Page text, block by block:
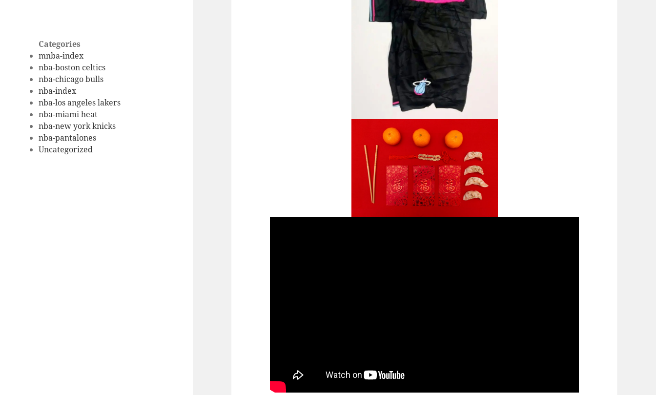
Categories
mnba-index
nba-boston celtics
nba-chicago bulls
nba-index
nba-los angeles lakers
nba-miami heat
nba-new york knicks
nba-pantalones
Uncategorized